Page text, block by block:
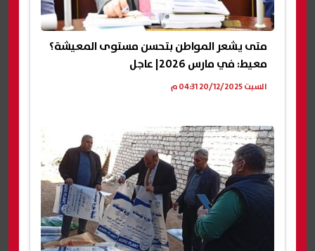
متى يشعر المواطن بتحسن مستوى المعيشة؟
معيط: في مارس 2026| عاجل
السبت 20/12/2025 04:31 م